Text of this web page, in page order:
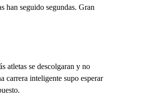
han seguido segundas. Gran
atletas se descolgaran y no
carrera inteligente supo esperar